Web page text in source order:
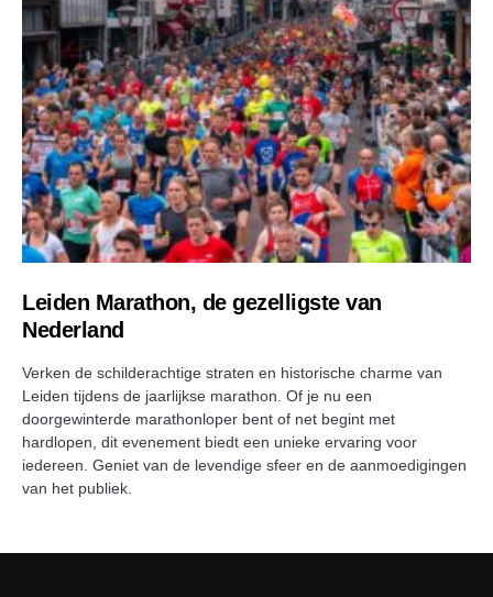
Leiden Marathon, de gezelligste van
Nederland
Verken de schilderachtige straten en historische charme van
Leiden tijdens de jaarlijkse marathon. Of je nu een
doorgewinterde marathonloper bent of net begint met
hardlopen, dit evenement biedt een unieke ervaring voor
iedereen. Geniet van de levendige sfeer en de aanmoedigingen
van het publiek.